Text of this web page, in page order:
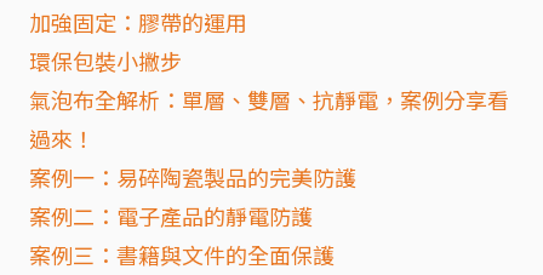
加強固定：膠帶的運用
環保包裝小撇步
氣泡布全解析：單層、雙層、抗靜電，案例分享看
過來！
案例一：易碎陶瓷製品的完美防護
案例二：電子產品的靜電防護
案例三：書籍與文件的全面保護